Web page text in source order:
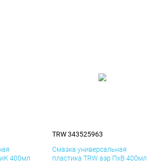
400мл
TRW 343525963
Смазка универсальная
пластика TRW аэр ПхВ 400мл